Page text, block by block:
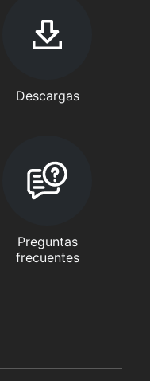
Descargas
Preguntas
frecuentes